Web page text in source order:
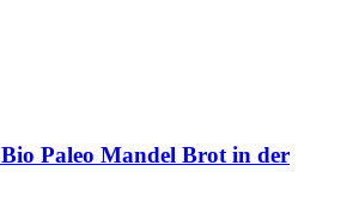
Bio Paleo Mandel Brot in der